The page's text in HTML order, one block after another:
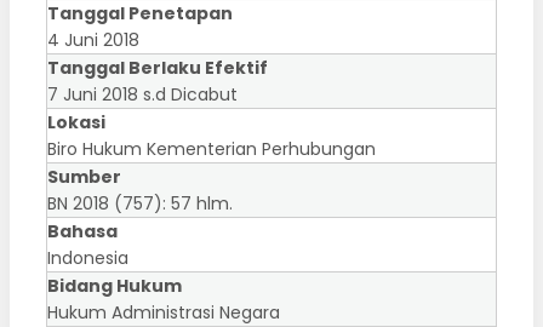
Tanggal Penetapan
4 Juni 2018
Tanggal Berlaku Efektif
7 Juni 2018 s.d Dicabut
Lokasi
Biro Hukum Kementerian Perhubungan
Sumber
BN 2018 (757): 57 hlm.
Bahasa
Indonesia
Bidang Hukum
Hukum Administrasi Negara